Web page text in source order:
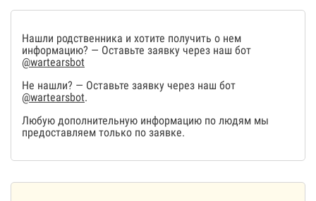
Нашли родственника и хотите получить о нем
информацию? — Оставьте заявку через наш бот
@wartearsbot
Не нашли? — Оставьте заявку через наш бот
@wartearsbot.
Любую дополнительную информацию по людям мы
предоставляем только по заявке.